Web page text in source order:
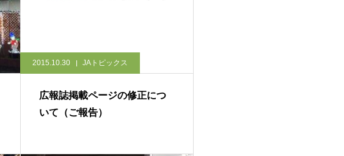
2015.10.30 JAトピックス
広報誌掲載ページの修正につ
いて（ご報告）